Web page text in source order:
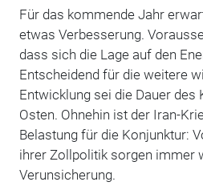
Für das kommende Jahr
etwas Verbesserung.
dass sich die Lage auf den
Entscheidend für die weitere
Entwicklung sei die Dauer des
Osten. Ohnehin ist der Iran-
Belastung für die Konjunktur:
ihrer Zollpolitik sorgen immer
Verunsicherung.